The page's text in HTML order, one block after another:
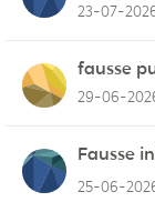
23-07-
fausse
29-06-
Fausse
25-06-